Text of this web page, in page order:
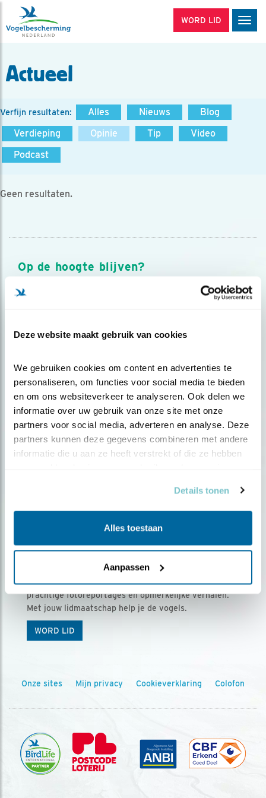
Deze website maakt gebruik van cookies
We gebruiken cookies om content en advertenties te
personaliseren, om functies voor social media te bieden
en om ons websiteverkeer te analyseren. Ook delen we
informatie over uw gebruik van onze site met onze
partners voor social media, adverteren en analyse. Deze
partners kunnen deze gegevens combineren met andere
informatie die u aan ze heeft verstrekt of die ze hebben
Details tonen
Alles toestaan
Aanpassen
WORD LID
Actueel
Verfijn resultaten: Alles Nieuws
Blog
Verdieping
Opinie Tip
Video
Podcast
Geen resultaten.
Op de hoogte blijven?
Meld je aan en ontvang nieuws, inspiratie, acties en tips
over vogels en activiteiten van Vogelbescherming.
Ontvang 5 x Vogels voor € 36,00 per jaar
Vogels is het tijdschrift voor onze leden, met
prachtige fotoreportages en opmerkelijke verhalen.
Met jouw lidmaatschap help je de vogels.
WORD LID
Onze sites Mijn privacy Cookieverklaring Colofon